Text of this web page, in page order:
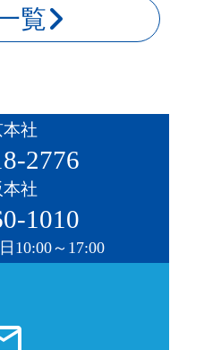
覧
社
2776
社
1010
10:00～17:00